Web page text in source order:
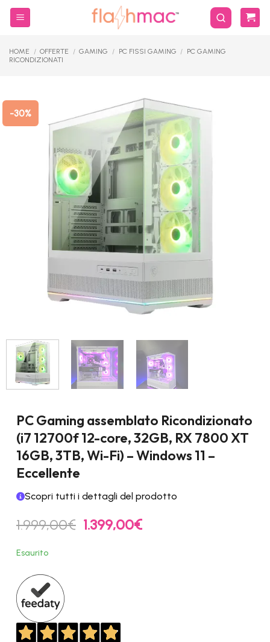
Salta
HOME / OFFERTE / GAMING / PC FISSI GAMING / PC GAMING
RICONDIZIONATI
-30%
PC Gaming assemblato Ricondizionato
(i7 12700f 12-core, 32GB, RX 7800 XT
16GB, 3TB, Wi-Fi) – Windows 11 –
Eccellente
Scopri tutti i dettagli del prodotto
1.999,00€ Il
prezzo
1.399,00€Il
Esaurito